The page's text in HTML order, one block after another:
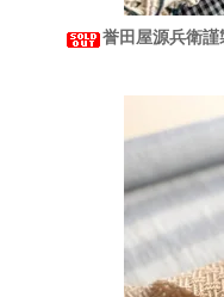
誉田屋源兵衛